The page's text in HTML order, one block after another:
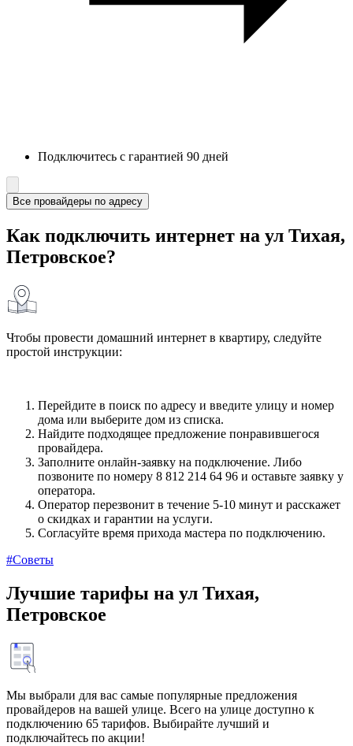
Подключитесь с гарантией 90 дней
Все провайдеры по адресу
Как подключить интернет на ул Тихая,
Петровское?
Чтобы провести домашний интернет в квартиру, следуйте
простой инструкции:
Перейдите в поиск по адресу и введите улицу и номер
дома или выберите дом из списка.
Найдите подходящее предложение понравившегося
провайдера.
Заполните онлайн-заявку на подключение. Либо
позвоните по номеру 8 812 214 64 96 и оставьте заявку у
оператора.
Оператор перезвонит в течение 5-10 минут и расскажет
о скидках и гарантии на услуги.
Согласуйте время прихода мастера по подключению.
#Советы
Лучшие тарифы на ул Тихая,
Петровское
Мы выбрали для вас самые популярные предложения
провайдеров на вашей улице. Всего на улице доступно к
подключению 65 тарифов. Выбирайте лучший и
подключайтесь по акции!